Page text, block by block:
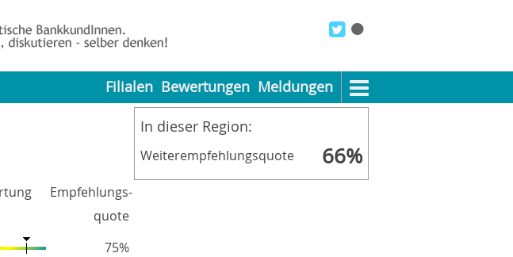
Filialen Bewertungen Meldungen
In dieser Region:
Weiterempfehlungsquote 66%
Empfehlungs-
quote
75%